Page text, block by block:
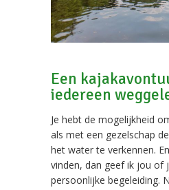
Een
iedereen
Je hebt de mogelijkheid
als met een gezelschap
het water te verkennen.
vinden, dan geef ik jou of
persoonlijke begeleiding.